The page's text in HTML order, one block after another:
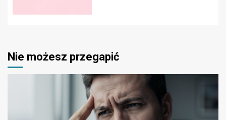
Nie możesz przegapić